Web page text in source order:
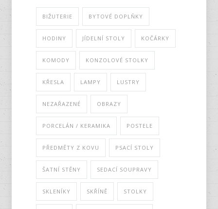
BIŽUTERIE BYTOVÉ DOPLŇKY
HODINY JÍDELNÍ STOLY KOČÁRKY
KOMODY KONZOLOVÉ STOLKY
KŘESLA LAMPY LUSTRY
NEZAŘAZENÉ OBRAZY
PORCELÁN / KERAMIKA POSTELE
PŘEDMĚTY Z KOVU PSACÍ STOLY
ŠATNÍ STĚNY SEDACÍ SOUPRAVY
SKLENÍKY SKŘÍNĚ STOLKY